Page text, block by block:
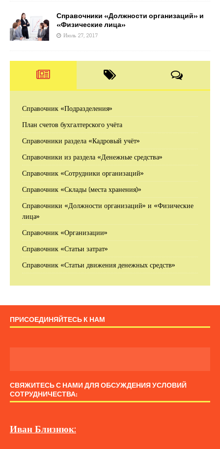
Справочники «Должности организаций» и
«Физические лица»
Июль 27, 2017
Справочник «Подразделения»
План счетов бухгалтерского учёта
Справочники раздела «Кадровый учёт»
Справочники из раздела «Денежные средства»
Справочник «Сотрудники организаций»
Справочник «Склады (места хранения)»
Справочники «Должности организаций» и «Физические
лица»
Справочник «Организации»
Справочник «Статьи затрат»
Справочник «Статьи движения денежных средств»
ПРИСОЕДИНЯЙТЕСЬ К НАМ
СВЯЖИТЕСЬ С НАМИ ДЛЯ ОБСУЖДЕНИЯ УСЛОВИЙ
СОТРУДНИЧЕСТВА:
ИванБлизнюк: